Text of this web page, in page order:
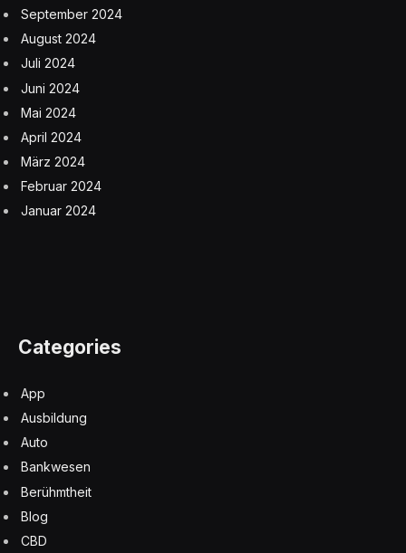
September 2024
August 2024
Juli 2024
Juni 2024
Mai 2024
April 2024
März 2024
Februar 2024
Januar 2024
Categories
App
Ausbildung
Auto
Bankwesen
Berühmtheit
Blog
CBD